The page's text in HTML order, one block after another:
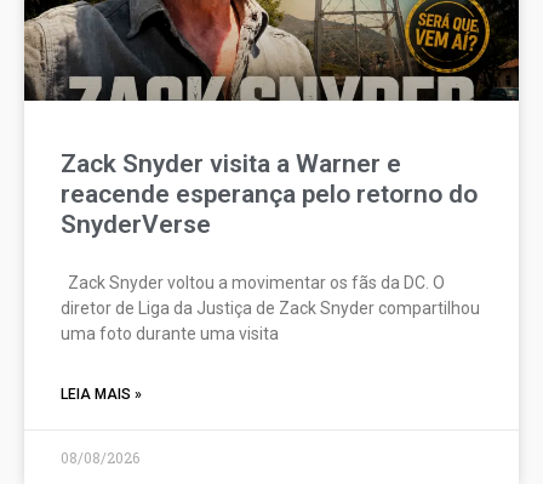
Zack Snyder visita a Warner e
reacende esperança pelo retorno do
SnyderVerse
Zack Snyder voltou a movimentar os fãs da DC. O
diretor de Liga da Justiça de Zack Snyder compartilhou
uma foto durante uma visita
LEIA MAIS »
08/08/2026